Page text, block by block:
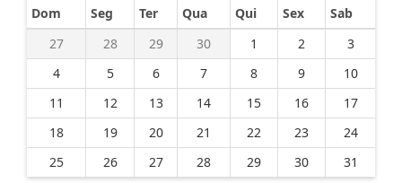
Dom
Seg Ter Qua Qui Sex
Sab
27
28 29 30 1 2
3
4
5 6 7 8 9
10
11
12 13 14 15 16
17
18
19 20 21 22 23
24
25
26 27 28 29 30 31